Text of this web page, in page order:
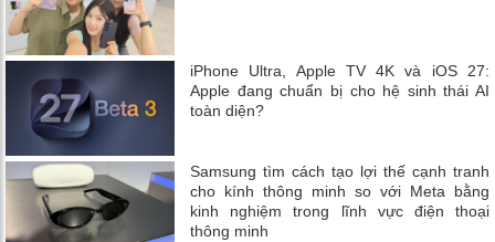
iPhone Ultra, Apple TV 4K và iOS 27:
Apple đang chuẩn bị cho hệ sinh thái AI
toàn diện?
Samsung tìm cách tạo lợi thế cạnh tranh
cho kính thông minh so với Meta bằng
kinh nghiệm trong lĩnh vực điện thoại
thông minh